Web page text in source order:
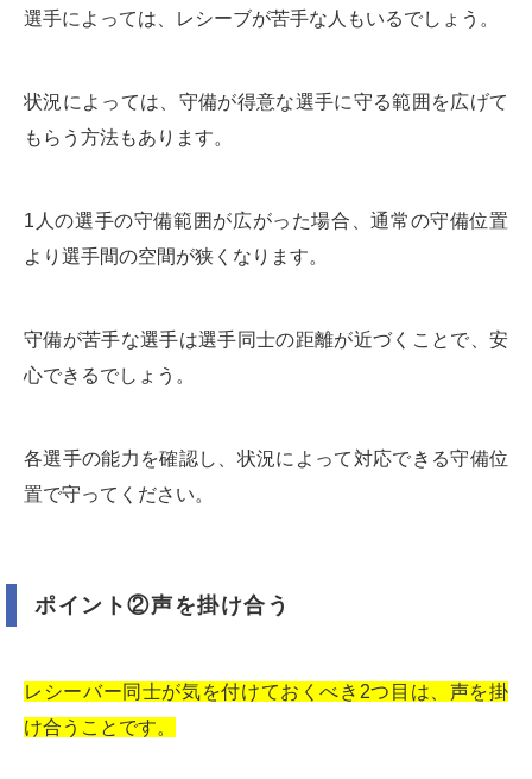
選手によっては、レシーブが苦手な人もいるでしょう。
状況によっては、守備が得意な選手に守る範囲を広げて
もらう方法もあります。
1人の選手の守備範囲が広がった場合、通常の守備位置
より選手間の空間が狭くなります。
守備が苦手な選手は選手同士の距離が近づくことで、安
心できるでしょう。
各選手の能力を確認し、状況によって対応できる守備位
置で守ってください。
ポイント②声を掛け合う
レシーバー同士が気を付けておくべき2つ目は、声を掛
け合うことです。